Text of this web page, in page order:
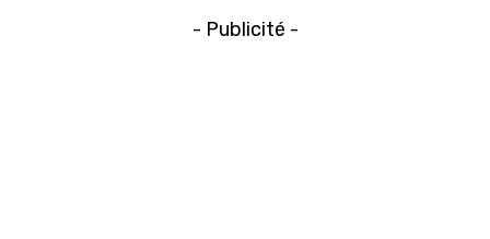
- Publicité -